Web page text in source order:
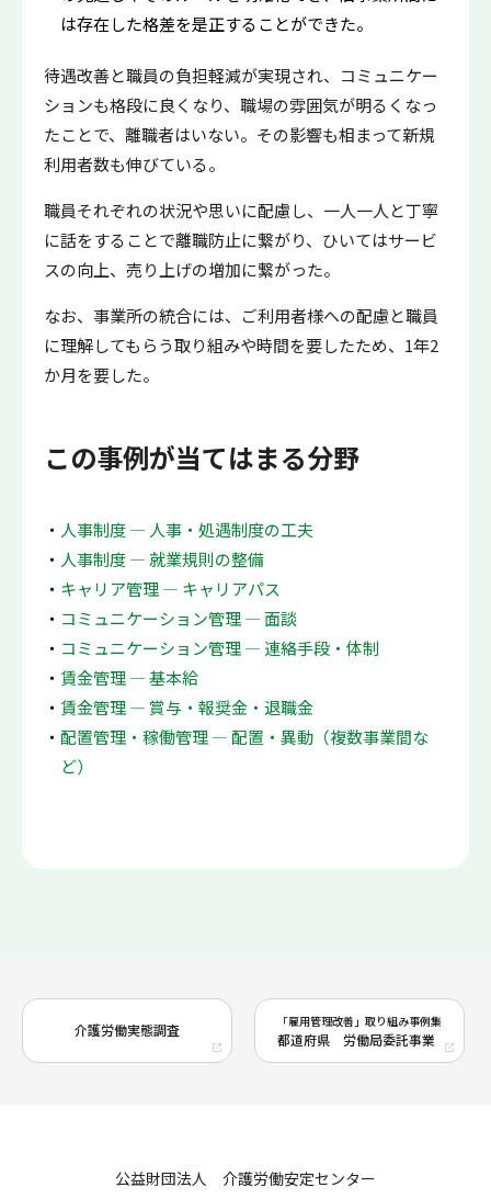
は存在した格差を是正することができた。
待遇改善と職員の負担軽減が実現され、コミュニケー
ションも格段に良くなり、職場の雰囲気が明るくなっ
たことで、離職者はいない。その影響も相まって新規
利用者数も伸びている。
職員それぞれの状況や思いに配慮し、一人一人と丁寧
に話をすることで離職防止に繋がり、ひいてはサービ
スの向上、売り上げの増加に繋がった。
なお、事業所の統合には、ご利用者様への配慮と職員
に理解してもらう取り組みや時間を要したため、1年2
か月を要した。
この事例が当てはまる分野
人事制度 ― 人事・処遇制度の工夫
人事制度 ― 就業規則の整備
キャリア管理 ― キャリアパス
コミュニケーション管理 ― 面談
コミュニケーション管理 ― 連絡手段・体制
賃金管理 ― 基本給
賃金管理 ― 賞与・報奨金・退職金
配置管理・稼働管理 ― 配置・異動（複数事業間な
ど）
介護労働実態調査 「雇用管理改善」取り組み事例集
都道府県 労働局委託事業
公益財団法人 介護労働安定センター